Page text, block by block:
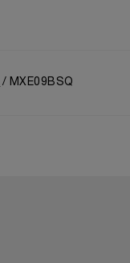
MXE09BSQ